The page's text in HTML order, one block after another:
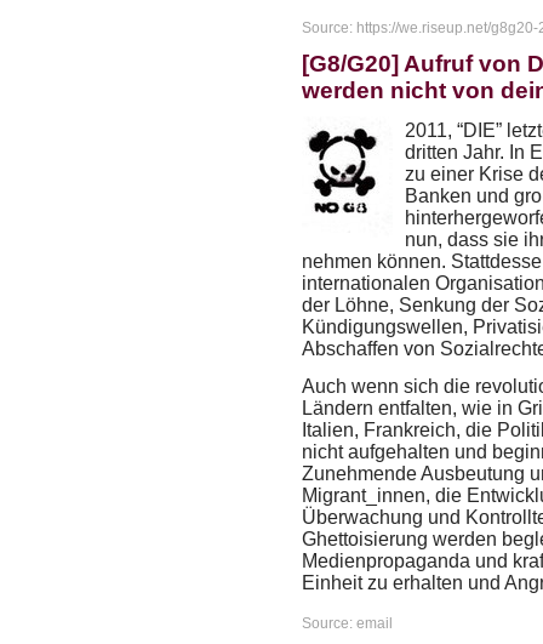
Source: https://we.riseup.net/g8g20-
[G8/G20] Aufruf von
werden nicht von
2011, “DIE”
dritten Jahr. In
zu einer Krise
Banken und
nun, dass sie
nehmen können.
internationalen
der Löhne, Senkung der
Kündigungswellen,
Abschaffen von
Auch wenn sich die
Ländern entfalten, wie in
Italien, Frankreich, die
nicht aufgehalten und
Zunehmende Ausbeutung
Migrant_innen, die
Überwachung und
Ghettoisierung werden
Medienpropaganda und
Einheit zu erhalten und
Source: email